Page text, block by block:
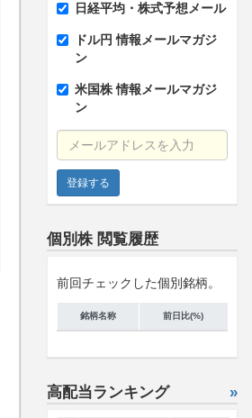
日経平均・株式予想メール
ドル円 情報メールマガジ
ン
米国株 情報メールマガジ
ン
メールアドレスを入力
個別株 閲覧履歴
前回チェックした個別銘柄。
銘柄名称 前日比(%)
高配当ランキング »